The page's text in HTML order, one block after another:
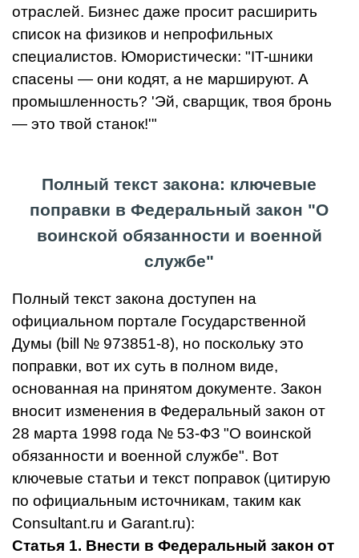
отраслей. Бизнес даже просит расширить
список на физиков и непрофильных
специалистов. Юмористически: "IT-шники
спасены — они кодят, а не маршируют. А
промышленность? 'Эй, сварщик, твоя бронь
— это твой станок!'"
Полный текст закона: ключевые
поправки в Федеральный закон "О
воинской обязанности и военной
службе"
Полный текст закона доступен на
официальном портале Государственной
Думы (bill № 973851-8), но поскольку это
поправки, вот их суть в полном виде,
основанная на принятом документе. Закон
вносит изменения в Федеральный закон от
28 марта 1998 года № 53-ФЗ "О воинской
обязанности и военной службе". Вот
ключевые статьи и текст поправок (цитирую
по официальным источникам, таким как
Consultant.ru и Garant.ru):
Статья 1. Внести в Федеральный закон от